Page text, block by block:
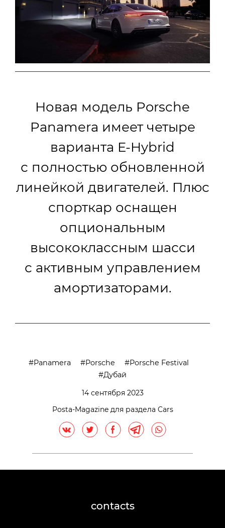
Новая модель Porsche
Panamera имеет четыре
варианта E-Hybrid
с полностью обновленной
линейкой двигателей. Плюс
спорткар оснащен
опциональным
высококлассным шасси
с активным управлением
амортизаторами.
Panamera Porsche
Porsche Festival
Дубай
14 сентября 2023
Posta-Magazine для раздела Cars
contacts